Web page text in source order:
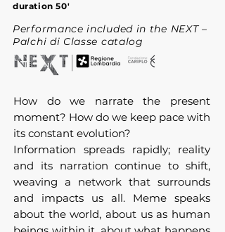
duration 50'
Performance included in the NEXT –
Palchi di Classe catalog
How do we narrate the present
moment? How do we keep pace with
its constant evolution?
Information spreads rapidly; reality
and its narration continue to shift,
weaving a network that surrounds
and impacts us all. Meme speaks
about the world, about us as human